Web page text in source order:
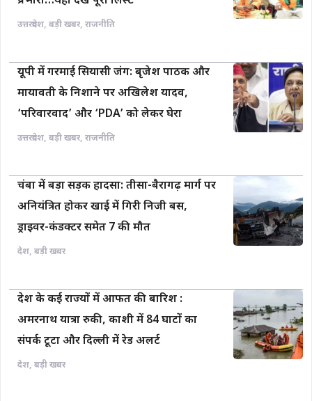
उत्तरप्रदेश, बड़ी खबर, राजनीति
यूपी में गरमाई सियासी जंग: बृजेश पाठक और
मायावती के निशाने पर अखिलेश यादव,
‘परिवारवाद’ और ‘PDA’ को लेकर घेरा
उत्तरप्रदेश, बड़ी खबर, राजनीति
चंबा में बड़ा सड़क हादसा: तीसा-बैरागढ़ मार्ग पर
अनियंत्रित होकर खाई में गिरी निजी बस,
ड्राइवर-कंडक्टर समेत 7 की मौत
देश, बड़ी खबर
देश के कई राज्यों में आफत की बारिश :
अमरनाथ यात्रा रुकी, काशी में 84 घाटों का
संपर्क टूटा और दिल्ली में रेड अलर्ट
देश, बड़ी खबर